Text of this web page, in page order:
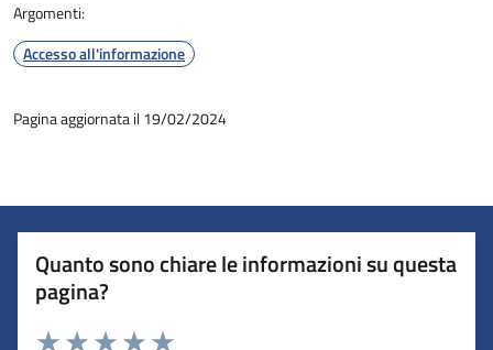
Argomenti:
Accesso all'informazione
Pagina aggiornata il 19/02/2024
Quanto sono chiare le informazioni su questa
pagina?